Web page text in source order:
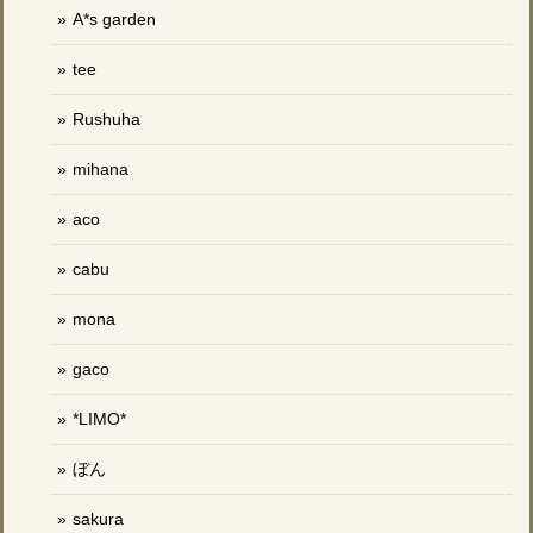
A*s garden
tee
Rushuha
mihana
aco
cabu
mona
gaco
*LIMO*
ぼん
sakura